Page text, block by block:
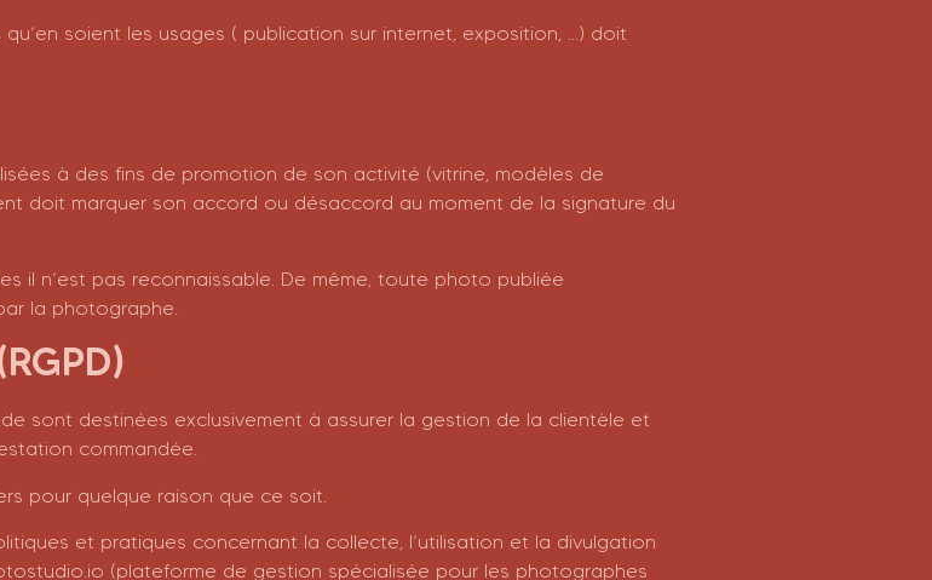
soient les usages ( publication sur internet, exposition, …) doit
à des fins de promotion de son activité (vitrine, modèles de
doit marquer son accord ou désaccord au moment de la signature du
il n’est pas reconnaissable. De même, toute photo publiée
la photographe.
sont destinées exclusivement à assurer la gestion de la clientèle et
commandée.
pour quelque raison que ce soit.
et pratiques concernant la collecte, l’utilisation et la divulgation
(plateforme de gestion spécialisée pour les photographes